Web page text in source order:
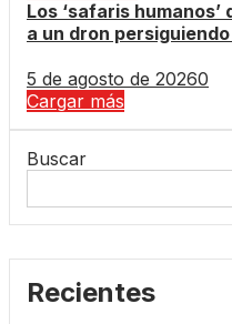
Los ‘safaris
a un dron
5 de agosto de 20260
Cargar más
Buscar
Recientes